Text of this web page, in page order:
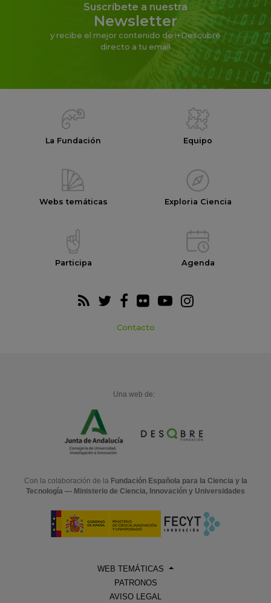
Suscríbete a nuestra
Newsletter
y recibe el mejor contenido de i+Descubre
directo a tu email
La Fundación Equipo
Webs temáticas Exploria Ciencia
Participa Agenda
Contacto
Una web de:
Con la colaboración de la Fundación Española para la Ciencia y la
Tecnología — Ministerio de Ciencia, Innovación y Universidades
WEB TEMÁTICAS
PATRONOS
AVISO LEGAL